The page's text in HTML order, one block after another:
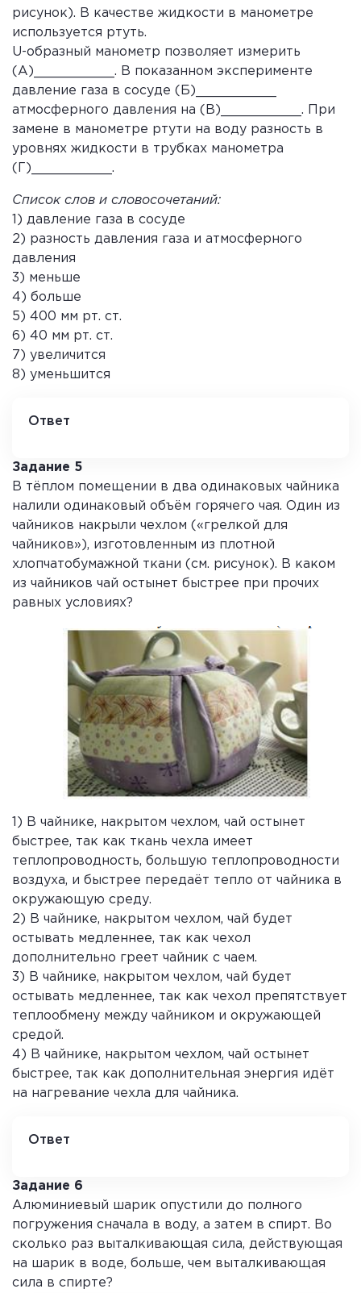
рисунок). В качестве жидкости в манометре
используется ртуть.
U-образный манометр позволяет измерить
(А)__________. В показанном эксперименте
давление газа в сосуде (Б)__________
атмосферного давления на (В)__________. При
замене в манометре ртути на воду разность в
уровнях жидкости в трубках манометра
(Г)__________.
Список слов и словосочетаний:
1) давление газа в сосуде
2) разность давления газа и атмосферного
давления
3) меньше
4) больше
5) 400 мм рт. ст.
6) 40 мм рт. ст.
7) увеличится
8) уменьшится
Ответ
Задание 5
В тёплом помещении в два одинаковых чайника
налили одинаковый объём горячего чая. Один из
чайников накрыли чехлом («грелкой для
чайников»), изготовленным из плотной
хлопчатобумажной ткани (см. рисунок). В каком
из чайников чай остынет быстрее при прочих
равных условиях?
1) В чайнике, накрытом чехлом, чай остынет
быстрее, так как ткань чехла имеет
теплопроводность, большую теплопроводности
воздуха, и быстрее передаёт тепло от чайника в
окружающую среду.
2) В чайнике, накрытом чехлом, чай будет
остывать медленнее, так как чехол
дополнительно греет чайник с чаем.
3) В чайнике, накрытом чехлом, чай будет
остывать медленнее, так как чехол препятствует
теплообмену между чайником и окружающей
средой.
4) В чайнике, накрытом чехлом, чай остынет
быстрее, так как дополнительная энергия идёт
на нагревание чехла для чайника.
Ответ
Задание 6
Алюминиевый шарик опустили до полного
погружения сначала в воду, а затем в спирт. Во
сколько раз выталкивающая сила, действующая
на шарик в воде, больше, чем выталкивающая
сила в спирте?